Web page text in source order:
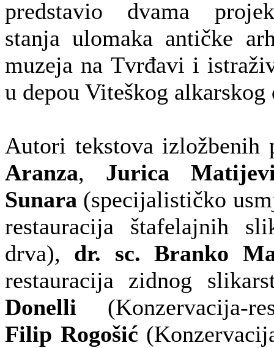
predstavio dvama
stanja ulomaka antičke
muzeja na Tvrđavi i
u depou Viteškog
Autori tekstova
Aranza, Jurica
Sunara (specijalističko
restauracija štafelajnih
drva), dr. sc. Branko
restauracija zidnog
Donelli (Konzervacija-
Filip Rogošić